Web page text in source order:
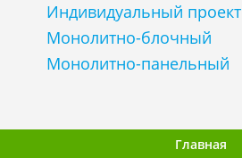
Индивидуальный проект
Монолитно-блочный
Монолитно-панельный
Главная